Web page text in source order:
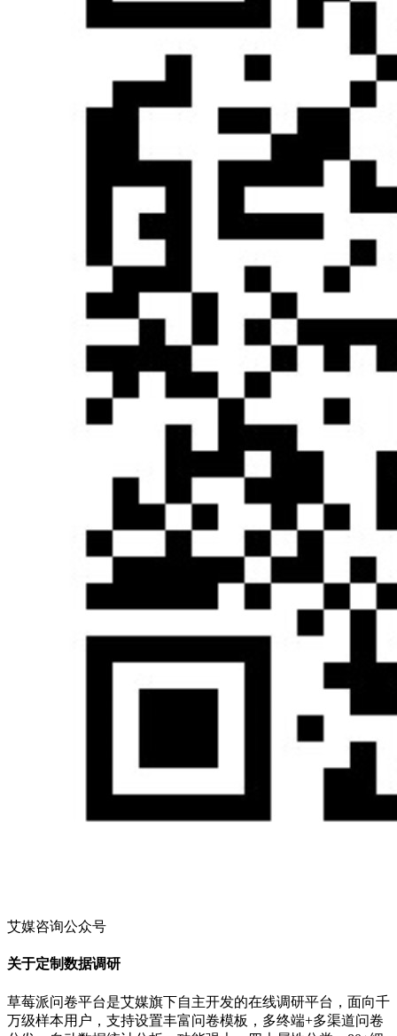
艾媒咨询公众号
关于定制数据调研
草莓派问卷平台是艾媒旗下自主开发的在线调研平台，面向千
万级样本用户，支持设置丰富问卷模板，多终端+多渠道问卷